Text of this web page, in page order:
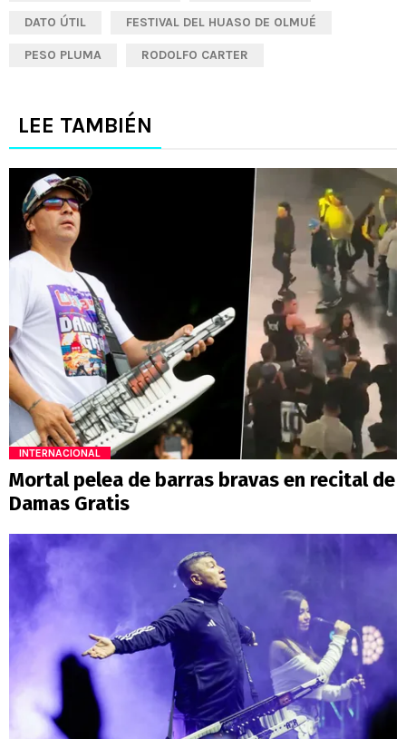
DATO ÚTIL FESTIVAL DEL HUASO DE OLMUÉ
PESO PLUMA RODOLFO CARTER
LEE TAMBIÉN
INTERNACIONAL
Mortal pelea de barras bravas en recital de
Damas Gratis